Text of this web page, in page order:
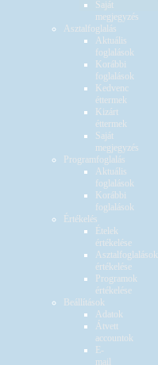
Saját
megjegyzés
Asztalfoglalás
Aktuális
foglalások
Korábbi
foglalások
Kedvenc
éttermek
Kizárt
éttermek
Saját
megjegyzés
Programfoglalás
Aktuális
foglalások
Korábbi
foglalások
Értékelés
Ételek
értékelése
Asztalfoglalások
értékelése
Programok
értékelése
Beállítások
Adatok
Átvett
accountok
E-
mail